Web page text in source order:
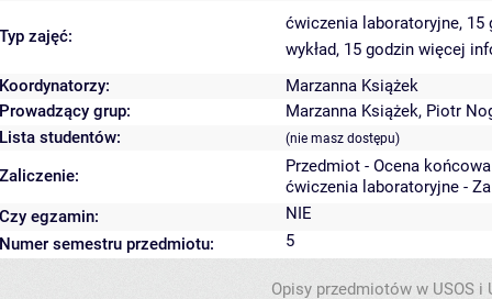
Typ zajęć:
ćwiczenia laboratoryjne, 15
wykład, 15 godzin więcej
Koordynatorzy:
Marzanna Książek
Prowadzący grup:
Marzanna Książek, Piotr
Lista studentów:
(nie masz dostępu)
Zaliczenie:
Przedmiot - Ocena
ćwiczenia laboratoryjne -
Czy egzamin:
NIE
Numer semestru przedmiotu:
5
Opisy przedmiotów w USOS